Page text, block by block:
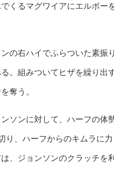
くるマグワイアにエルボー
の右ハイでふらついた素振
。組みついてヒザを繰り出
奪う。
ソンに対して、ハーフの体
り、ハーフからのキムラに
、ジョンソンのクラッチを